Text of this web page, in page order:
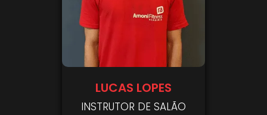
LUCAS LOPES
INSTRUTOR DE SALÃO